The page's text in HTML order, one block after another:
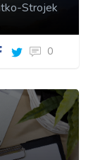
Strojek
0